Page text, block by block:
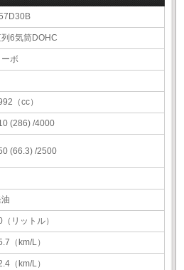
6気筒DOHC
ボ
（cc）
(286) /4000
(66.3) /2500
（リットル）
（km/L）
（km/L）